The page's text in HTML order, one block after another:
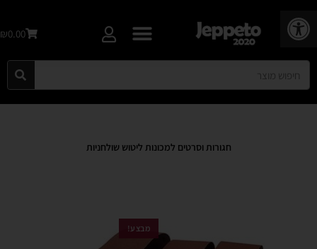
פתח סרגל נגישות
₪0.00
חגורות וסרטים למכונות ליטוש שולחניות
מבצע!